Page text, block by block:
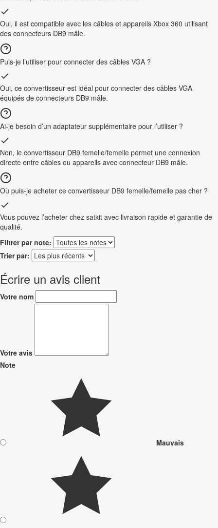
Oui, il est compatible avec les câbles et appareils Xbox 360 utilisant
des connecteurs DB9 mâle.
Puis-je l’utiliser pour connecter des câbles VGA ?
Oui, ce convertisseur est idéal pour connecter des câbles VGA
équipés de connecteurs DB9 mâle.
Ai-je besoin d’un adaptateur supplémentaire pour l’utiliser ?
Non, le convertisseur DB9 femelle/femelle permet une connexion
directe entre câbles ou appareils avec connecteur DB9 mâle.
Où puis-je acheter ce convertisseur DB9 femelle/femelle pas cher ?
Vous pouvez l’acheter chez satkit avec livraison rapide et garantie de
qualité.
Filtrer par note:
Trier par:
Écrire un avis client
Votre nom
Votre avis
Note
Mauvais